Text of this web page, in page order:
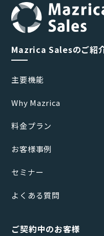
Mazrica Salesのご紹
主要機能
Why Mazrica
料金プラン
お客様事例
セミナー
よくある質問
ご契約中のお客様